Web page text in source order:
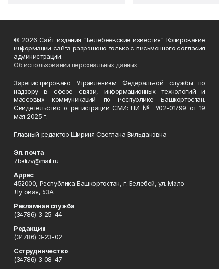
© 2026 Сайт издания "Белебеевские известия" Копирование
информации сайта разрешено только с письменного согласия
администрации.
Об использовании персональных данных
Зарегистрировано Управлением Федеральной службы по
надзору в сфере связи, информационных технологий и
массовых коммуникаций по Республике Башкортостан.
Свидетельство о регистрации СМИ: ПИ №ТУ02-01799 от 19
мая 2025 г.
Главный редактор Шириня Светлана Вильдановна
Эл. почта
7belizv@mail.ru
Адрес
452000, Республика Башкортостан, г. Белебей, ул. Мало
Луговая, 53А
Рекламная служба
(34786) 3-25-44
Редакция
(34786) 3-23-02
Сотрудничество
(34786) 3-08-47